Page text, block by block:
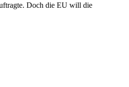
Doch die EU will die